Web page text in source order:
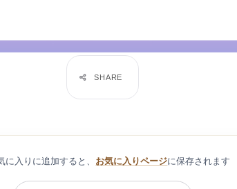
に入りに追加すると、 お気に入りページに保存されます